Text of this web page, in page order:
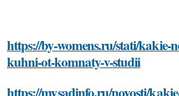
https://by-womens.ru/stati/kakie-
kuhni-ot-komnaty-v-studii
https://mysadinfo.ru/novosti/